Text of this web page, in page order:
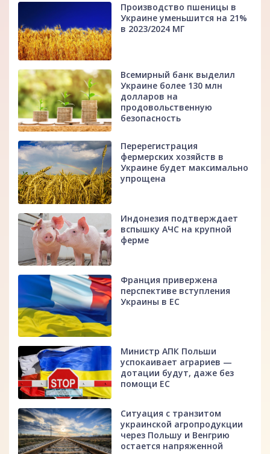
Производство пшеницы в
Украине уменьшится на 21%
в 2023/2024 МГ
Всемирный банк выделил
Украине более 130 млн
долларов на
продовольственную
безопасность
Перерегистрация
фермерских хозяйств в
Украине будет максимально
упрощена
Индонезия подтверждает
вспышку АЧС на крупной
ферме
Франция привержена
перспективе вступления
Украины в ЕС
Министр АПК Польши
успокаивает аграриев —
дотации будут, даже без
помощи ЕС
Ситуация с транзитом
украинской агропродукции
через Польшу и Венгрию
остается напряженной